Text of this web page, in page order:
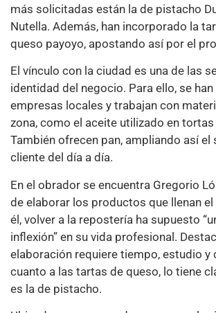
más solicitadas están la de pistacho
Nutella. Además, han incorporado la
queso payoyo, apostando así por el
El vínculo con la ciudad es una de las
identidad del negocio. Para ello, se
empresas locales y trabajan con
zona, como el aceite utilizado en
También ofrecen pan, ampliando así el
cliente del día a día.
En el obrador se encuentra Gregorio
de elaborar los productos que llenan
él, volver a la repostería ha supuesto
inflexión” en su vida profesional.
elaboración requiere tiempo, estudio y
cuanto a las tartas de queso, lo tiene
es la de pistacho.